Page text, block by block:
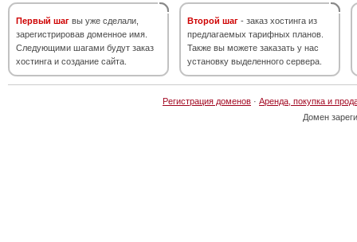
Первый шаг вы уже сделали,
зарегистрировав доменное имя.
Следующими шагами будут заказ
хостинга и создание сайта.
Второй шаг - заказ хостинга из
предлагаемых тарифных планов.
Также вы можете заказать у нас
установку выделенного сервера.
Регистрация доменов · Аренда, покупка и
Домен